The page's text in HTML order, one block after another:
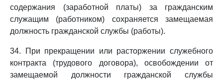
содержания (заработной платы) за гражданским
служащим (работником) сохраняется замещаемая
должность гражданской службы (работы).
34. При прекращении или расторжении служебного
контракта (трудового договора), освобождении от
замещаемой должности гражданской службы